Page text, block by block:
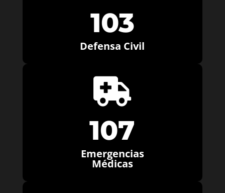
103
Defensa Civil

107
Emergencias
Médicas